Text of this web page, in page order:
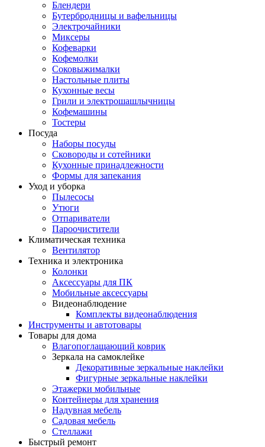
Блендери
Бутербродницы и вафельницы
Электрочайники
Миксеры
Кофеварки
Кофемолки
Соковыжималки
Настольные плиты
Кухонные весы
Грили и электрошашлычницы
Кофемашины
Тостеры
Посуда
Наборы посуды
Сковороды и сотейники
Кухонные принадлежности
Формы для запекания
Уход и уборка
Пылесосы
Утюги
Отпариватели
Пароочистители
Климатическая техника
Вентилятор
Техника и электроника
Колонки
Аксессуары для ПК
Мобильные аксессуары
Видеонаблюдение
Комплекты видеонаблюдения
Инструменты и автотовары
Товары для дома
Влагопоглащающий коврик
Зеркала на самоклейке
Декоративные зеркальные наклейки
Фигурные зеркальные наклейки
Этажерки мобильные
Контейнеры для хранения
Надувная мебель
Садовая мебель
Стеллажи
Быстрый ремонт